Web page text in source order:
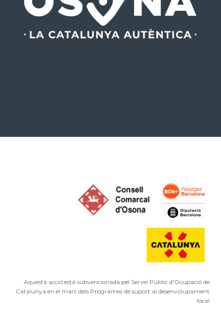
Aquesta acció està subvencionada pel Servei Públic d'Ocupació de
Catalunya en el marc dels Programes de suport al desenvolupament
local